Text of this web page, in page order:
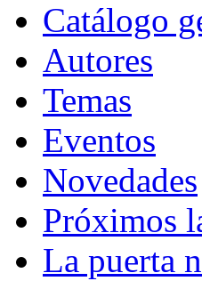
Catálogo
Autores
Temas
Eventos
Novedades
Próximos
La puerta